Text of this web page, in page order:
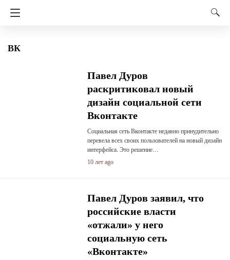
ВК
Павел Дуров
раскритиковал новый
дизайн социальной сети
Вконтакте
Социальная сеть Вконтакте недавно принудительно
перевела всех своих пользователей на новый дизайн
интерфейса. Это решение…
10 лет ago
Павел Дуров заявил, что
российские власти
«отжали» у него
социальную сеть
«Вконтакте»